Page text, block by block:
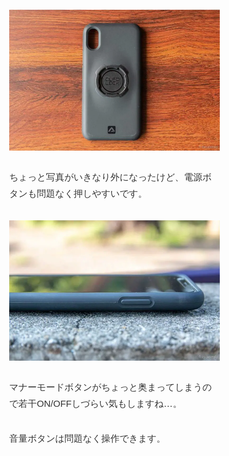
ちょっと写真がいきなり外になったけど、電源ボ
タンも問題なく押しやすいです。
マナーモードボタンがちょっと奥まってしまうの
で若干ON/OFFしづらい気もしますね…。
音量ボタンは問題なく操作できます。